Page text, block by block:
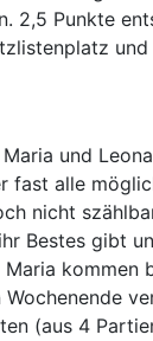
2,5 Punkte
und
fast alle
nicht
Bestes gibt
kommen
Wochenende
(aus 4